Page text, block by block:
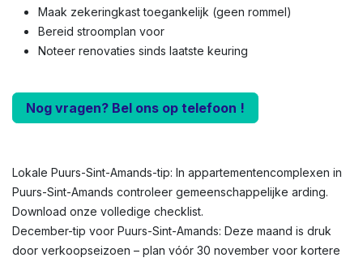
Maak zekeringkast toegankelijk (geen rommel)
Bereid stroomplan voor
Noteer renovaties sinds laatste keuring
Nog vragen? Bel ons op telefoon !
Lokale Puurs-Sint-Amands-tip: In appartementencomplexen in
Puurs-Sint-Amands controleer gemeenschappelijke arding.
Download onze volledige checklist.
December-tip voor Puurs-Sint-Amands: Deze maand is druk
door verkoopseizoen – plan vóór 30 november voor kortere